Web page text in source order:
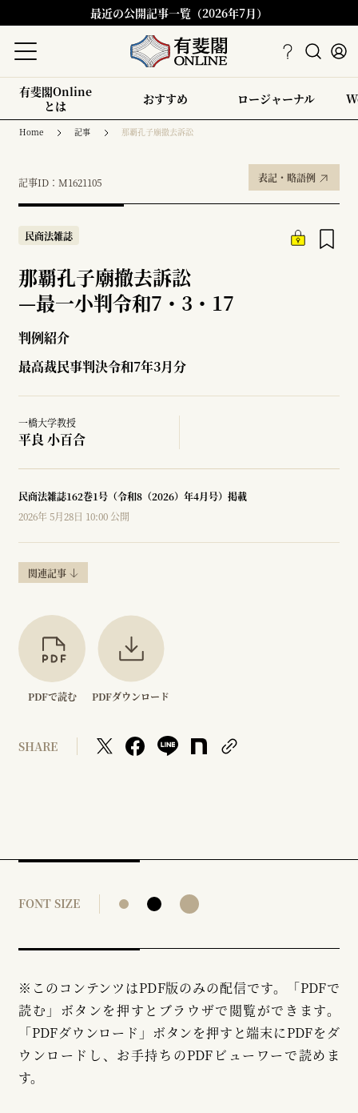
最近の公開記事一覧（2026年7月）
有斐閣Online
とは
おすすめ ロージャーナル
Home 記事 那覇孔子廟撤去訴訟
記事ID：M1621105 表記・略語例
民商法雑誌
那覇孔子廟撤去訴訟
—最一小判令和7・3・17
判例紹介
最高裁民事判決令和7年3月分
一橋大学教授
平良 小百合
民商法雑誌162巻1号（令和8（2026）年4月号）掲載
2026年 5月28日 10:00 公開
関連記事
PDFで読む PDFダウンロード
SHARE
FONT SIZE
※このコンテンツはPDF版のみの配信です。「PDFで
読む」ボタンを押すとブラウザで閲覧ができます。
「PDFダウンロード」ボタンを押すと端末にPDFをダ
ウンロードし、お手持ちのPDFビューワーで読めま
す。